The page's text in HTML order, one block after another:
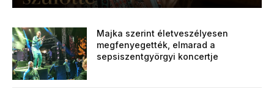
Majka szerint életveszélyesen
megfenyegették, elmarad a
sepsiszentgyörgyi koncertje